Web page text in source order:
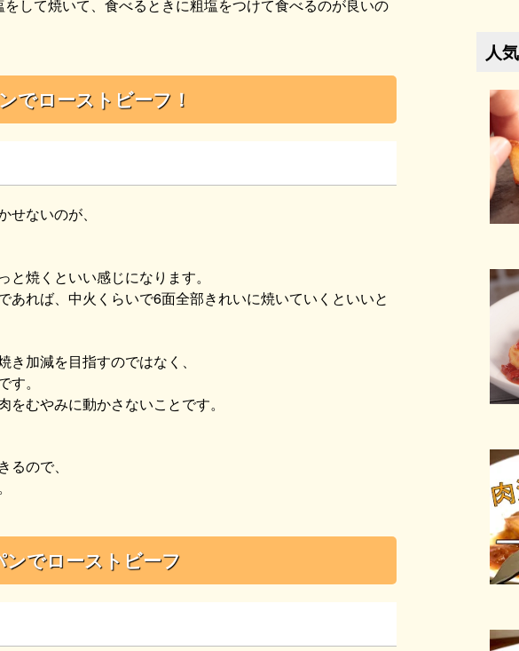
して焼いて、食べるときに粗塩をつけて食べるのが良いの
でローストビーフ！
ないのが、
焼くといい感じになります。
れば、中火くらいで6面全部きれいに焼いていくといいと
加減を目指すのではなく、
。
むやみに動かさないことです。
ので、
ンでローストビーフ
人